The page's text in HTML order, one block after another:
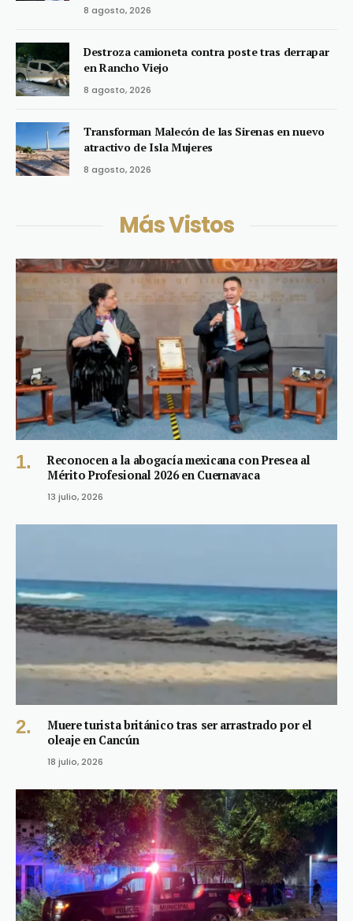
8 agosto, 2026
Destroza camioneta contra poste tras derrapar
en Rancho Viejo
8 agosto, 2026
Transforman Malecón de las Sirenas en nuevo
atractivo de Isla Mujeres
8 agosto, 2026
Más Vistos
Reconocen a la abogacía mexicana con Presea al
Mérito Profesional 2026 en Cuernavaca
13 julio, 2026
Muere turista británico tras ser arrastrado por el
oleaje en Cancún
18 julio, 2026